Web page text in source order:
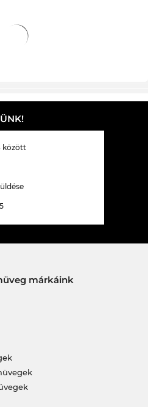
és máris nálad
Optics a jutányos árut
között
márkáink